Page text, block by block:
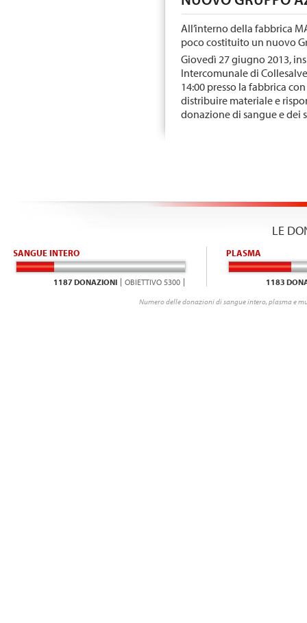
All’interno della fabbrica
poco costituito un nuovo
Giovedì 27 giugno 2013,
Intercomunale di
14:00 presso la fabbrica
distribuire materiale e
donazione di sangue e dei
LE
SANGUE INTERO
1187 DONAZIONI OBIETTIVO 5300
PLASMA
1183
Numero delle donazioni di sangue intero, plasma e